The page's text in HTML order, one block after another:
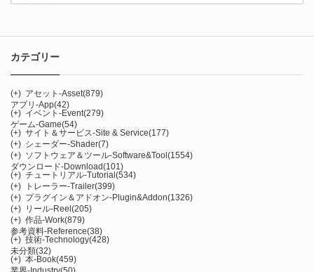
カテゴリー
(+) アセット-Asset(879)
アプリ-App(42)
(+) イベント-Event(279)
ゲーム-Game(54)
(+) サイト＆サービス-Site & Service(177)
(+) シェーダー-Shader(7)
(+) ソフトウェア＆ツール-Software&Tool (1554)
ダウンロード-Download(101)
(+) チュートリアル-Tutorial (534)
(+)
トレーラー-Trailer(399)
(+) プラグイン＆アドオン-Plugin&Addon(1326)
(+) リール-Reel (205)
(+) 作品-Work(879)
参考資料-Reference(38)
(+) 技術-Technology(428)
未分類(32)
(+) 本-Book(459)